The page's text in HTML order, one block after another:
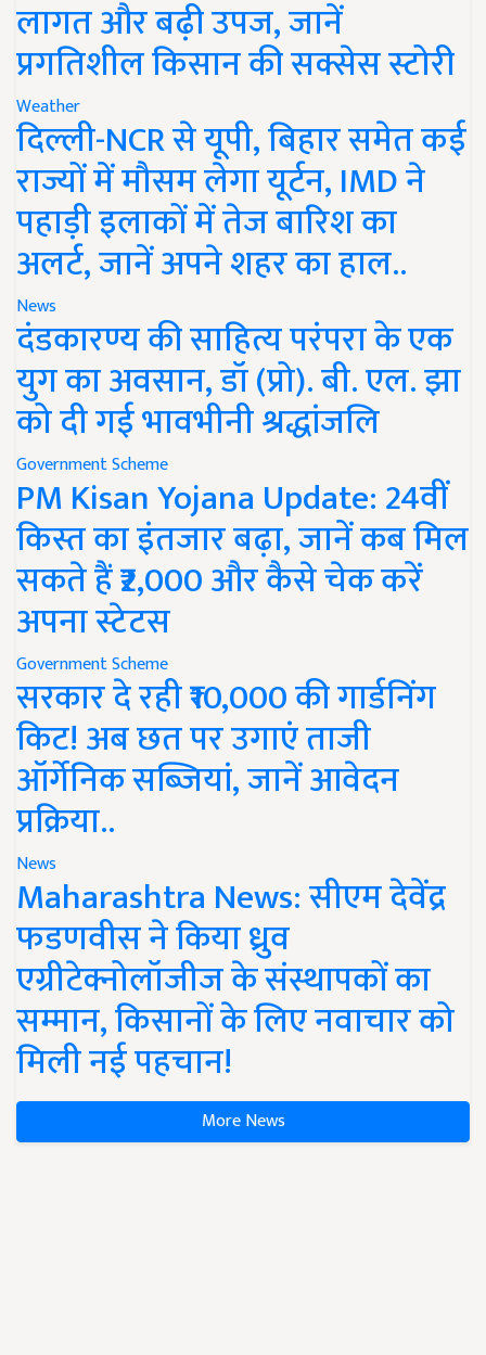
लागत और बढ़ी उपज, जानें
प्रगतिशील किसान की सक्सेस स्टोरी
Weather
दिल्ली-NCR से यूपी, बिहार समेत कई
राज्यों में मौसम लेगा यूर्टन, IMD ने
पहाड़ी इलाकों में तेज बारिश का
अलर्ट, जानें अपने शहर का हाल..
News
दंडकारण्य की साहित्य परंपरा के एक
युग का अवसान, डॉ (प्रो). बी. एल. झा
को दी गई भावभीनी श्रद्धांजलि
Government Scheme
PM Kisan Yojana Update: 24वीं
किस्त का इंतजार बढ़ा, जानें कब मिल
सकते हैं ₹2,000 और कैसे चेक करें
अपना स्टेटस
Government Scheme
सरकार दे रही ₹10,000 की गार्डनिंग
किट! अब छत पर उगाएं ताजी
ऑर्गेनिक सब्जियां, जानें आवेदन
प्रक्रिया..
News
Maharashtra News: सीएम देवेंद्र
फडणवीस ने किया ध्रुव
एग्रीटेक्नोलॉजीज के संस्थापकों का
सम्मान, किसानों के लिए नवाचार को
मिली नई पहचान!
More News